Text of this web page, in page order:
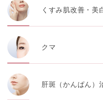
くすみ肌改善・美
クマ
肝斑（かんぱん）